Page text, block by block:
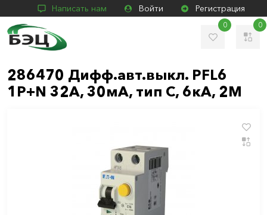
Написать нам Войти Регистрация
0 0
286470 Дифф.авт.выкл. PFL6
1P+N 32A, 30мА, тип С, 6кА, 2М